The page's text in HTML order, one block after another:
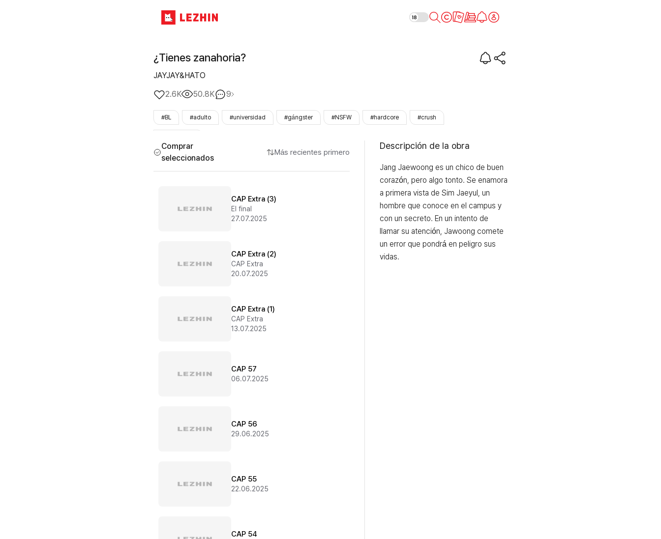
¿Tienes zanahoria?
¿Tienes zanahoria?
JAYJAY&HATO
2.6K
50.8K 9
#BL #adulto #universidad #gángster #NSFW #hardcore #crush
Comprar
seleccionados
Más recientes primero
CAP Extra (3)
El final
27.07.2025
CAP Extra (2)
CAP Extra
20.07.2025
CAP Extra (1)
CAP Extra
13.07.2025
CAP 57
06.07.2025
CAP 56
29.06.2025
CAP 55
22.06.2025
CAP 54
Descripción de la obra
Jang Jaewoong es un chico de buen
corazón, pero algo tonto. Se enamora
a primera vista de Sim Jaeyul, un
hombre que conoce en el campus y
con un secreto. En un intento de
llamar su atención, Jawoong comete
un error que pondrá en peligro sus
vidas.